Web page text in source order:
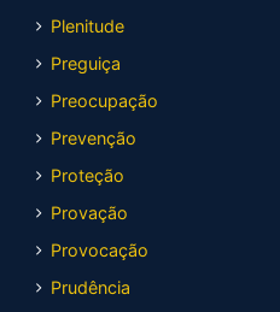
Plenitude
Preguiça
Preocupação
Prevenção
Proteção
Provação
Provocação
Prudência